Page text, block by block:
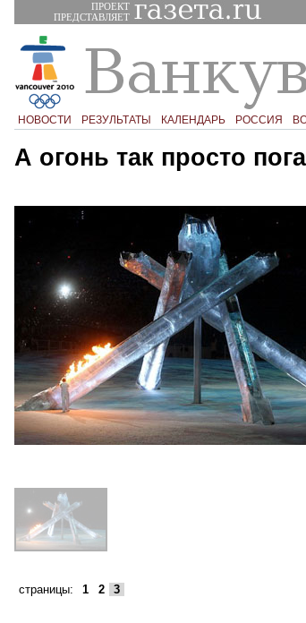
ПРОЕКТ
ПРЕДСТАВЛЯЕТ
НОВОСТИ РЕЗУЛЬТАТЫ КАЛЕНДАРЬ РОССИЯ
А огонь так просто
страницы: 1 2 3